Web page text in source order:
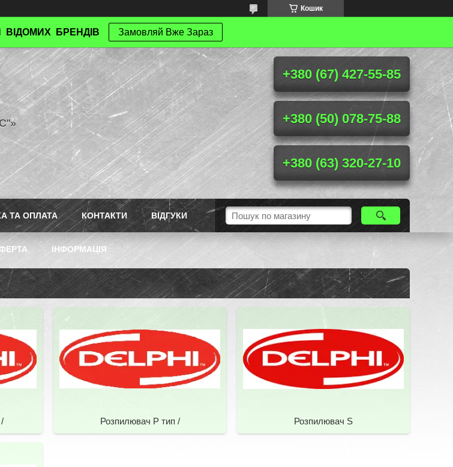
Кошик
БРЕНДІВ Замовляй Вже Зараз
+380 (67) 427-55-85
+380 (50) 078-75-88
+380 (63) 320-27-10
ТА ОПЛАТА КОНТАКТИ ВІДГУКИ
ІНФОРМАЦІЯ
Розпилювач P тип / Розпилювач S